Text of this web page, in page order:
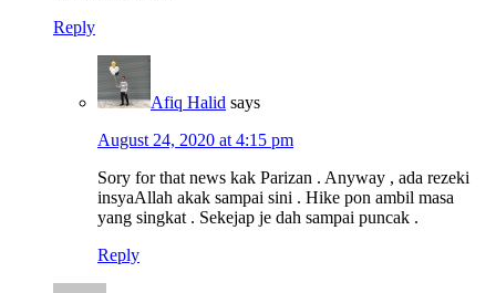
Reply
Afiq Halid says
August 24, 2020 at 4:15 pm
Sory for that news kak Parizan . Anyway , ada rezeki
insyaAllah akak sampai sini . Hike pon ambil masa
yang singkat . Sekejap je dah sampai puncak .
Reply